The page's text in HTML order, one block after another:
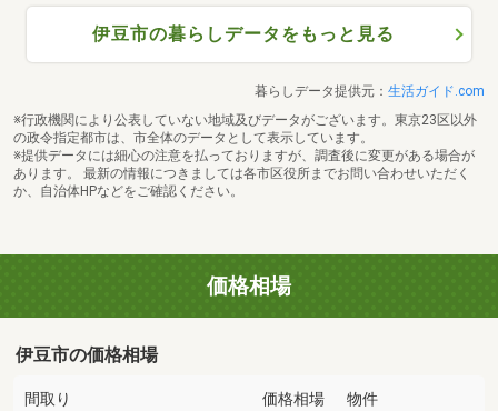
伊豆市の暮らしデータをもっと見る
暮らしデータ提供元： 生活ガイド.com
※行政機関により公表していない地域及びデータがございます。東京23区以外
の政令指定都市は、市全体のデータとして表示しています。
※提供データには細心の注意を払っておりますが、調査後に変更がある場合が
あります。 最新の情報につきましては各市区役所までお問い合わせいただく
か、自治体HPなどをご確認ください。
価格相場
伊豆市の価格相場
間取り 価格相場 物件